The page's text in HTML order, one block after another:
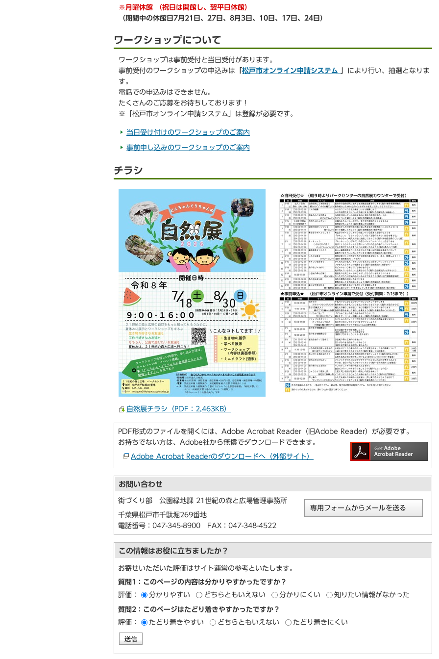
※月曜休館
（祝日は開館し、翌平日休館）
（期間中の休館日7月21日、27日、8月3日、10日、17日、24日）
ワークショップについて
ワークショップは事前受付と当日受付があります。
事前受付のワークショップの申込みは
松戸市オンライン申請システム
により行い、抽選となりま
す。
電話での申込みはできません。
たくさんのご応募をお待ちしております！
※「松戸市オンライン申請システム」は登録が必要です。
当日受け付けのワークショップのご案内
事前申し込みのワークショップのご案内
チラシ
自然展チラシ（PDF：2,463KB）
PDF形式のファイルを開くには、Adobe Acrobat Reader（旧Adobe Reader）が必要です。
お持ちでない方は、Adobe社から無償でダウンロードできます。
Adobe Acrobat Readerのダウンロードへ（外部サイト）
お問い合わせ
街づくり部 公園緑地課 21世紀の森と広場管理事務所
千葉県松戸市千駄堀269番地
電話番号： 047-345-8900 FAX：047-348-4522
専用フォームからメールを送る
この情報はお役に立ちましたか？
お寄せいただいた評価はサイト運営の参考といたします。
質問1：このページの内容は分かりやすかったですか？
評価：
分かりやすい どちらともいえない 分かりにくい 知りたい情報がなかった
質問2：このページはたどり着きやすかったですか？
評価：
たどり着きやすい どちらともいえない たどり着きにくい